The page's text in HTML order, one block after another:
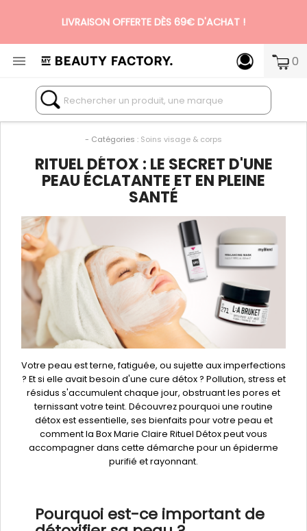
LIVRAISON OFFERTE DÈS 69€ D'ACHAT !
N°1 DES BOX BEAUTÉ PREMIUM SANS ENGAGEMENT
 0
- Catégories : Soins visage & corps
RITUEL DÉTOX : LE SECRET D'UNE
PEAU ÉCLATANTE ET EN PLEINE
SANTÉ
Votre peau est terne, fatiguée, ou sujette aux imperfections
? Et si elle avait besoin d'une cure détox ? Pollution, stress et
résidus s'accumulent chaque jour, obstruant les pores et
ternissant votre teint. Découvrez pourquoi une routine
détox est essentielle, ses bienfaits pour votre peau et
comment la Box Marie Claire Rituel Détox peut vous
accompagner dans cette démarche pour un épiderme
purifié et rayonnant.
Pourquoi est-ce important de